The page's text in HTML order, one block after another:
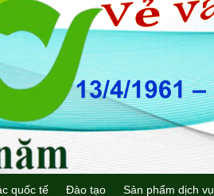
quốc tế Đào tạo Sản phẩm dịch vụ